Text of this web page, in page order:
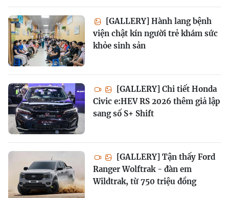
[GALLERY] Hành lang bệnh
viện chật kín người trẻ khám sức
khỏe sinh sản
[GALLERY] Chi tiết Honda
Civic e:HEV RS 2026 thêm giả lập
sang số S+ Shift
[GALLERY] Tận thấy Ford
Ranger Wolftrak - đàn em
Wildtrak, từ 750 triệu đồng